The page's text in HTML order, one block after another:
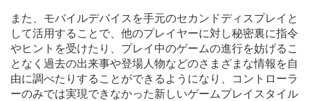
また、モバイルデバイスを手元のセカンドディスプレイと
して活用することで、他のプレイヤーに対し秘密裏に指令
やヒントを受けたり、プレイ中のゲームの進行を妨げるこ
となく過去の出来事や登場人物などのさまざまな情報を自
由に調べたりすることができるようになり、コントローラ
ーのみでは実現できなかった新しいゲームプレイスタイル